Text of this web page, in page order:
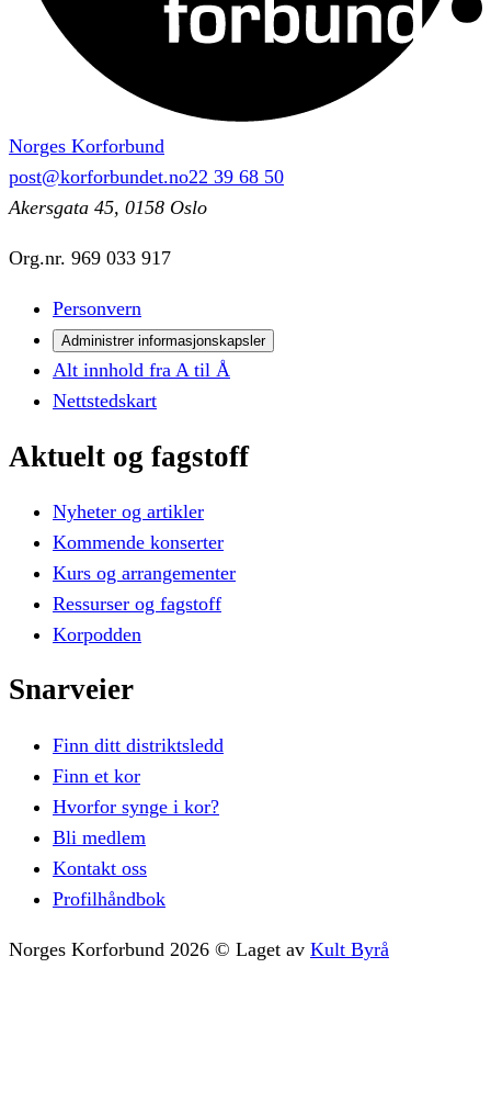
Norges Korforbund
post@korforbundet.no22 39 68 50
Akersgata 45, 0158 Oslo
Org.nr. 969 033 917
Personvern
Administrer informasjonskapsler
Alt innhold fra A til Å
Nettstedskart
Aktuelt og fagstoff
Nyheter og artikler
Kommende konserter
Kurs og arrangementer
Ressurser og fagstoff
Korpodden
Snarveier
Finn ditt distriktsledd
Finn et kor
Hvorfor synge i kor?
Bli medlem
Kontakt oss
Profilhåndbok
Norges Korforbund 2026 © Laget av Kult Byrå